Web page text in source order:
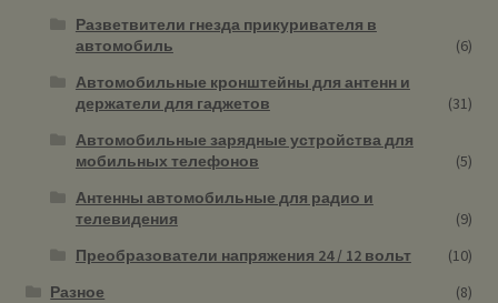
Разветвители гнезда прикуривателя в
автомобиль
(6)
Автомобильные кронштейны для антенн и
держатели для гаджетов
(31)
Автомобильные зарядные устройства для
мобильных телефонов
(5)
Антенны автомобильные для радио и
телевидения
(9)
Преобразователи напряжения 24 / 12 вольт
(10)
Разное
(8)